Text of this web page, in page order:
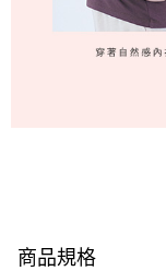
商品規格